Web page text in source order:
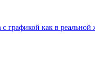
графикой как в реальной